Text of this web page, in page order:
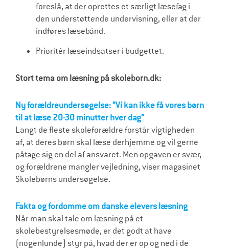
foreslå, at der oprettes et særligt læsefag i
den understøttende undervisning, eller at der
indføres læsebånd.
Prioritér læseindsatser i budgettet.
Stort tema om læsning på skoleborn.dk:
Ny forældreundersøgelse: ”Vi kan ikke få vores børn
til at læse 20-30 minutter hver dag”
Langt de fleste skoleforældre forstår vigtigheden
af, at deres børn skal læse derhjemme og vil gerne
påtage sig en del af ansvaret. Men opgaven er svær,
og forældrene mangler vejledning, viser magasinet
Skolebørns undersøgelse.
Fakta og fordomme om danske elevers læsning
Når man skal tale om læsning på et
skolebestyrelsesmøde, er det godt at have
(nogenlunde) styr på, hvad der er op og ned i de